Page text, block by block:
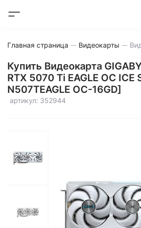
Главная страница Видеокарты
Купить Видеокарта
RTX 5070 Ti EAGLE OC ICE
N507TEAGLE OC-16GD]
артикул: 352944